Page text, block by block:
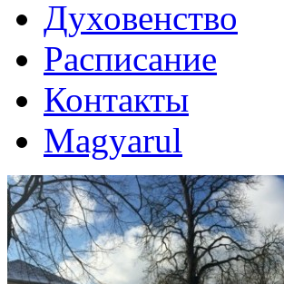
Духовенство
Расписание
Контакты
Magyarul